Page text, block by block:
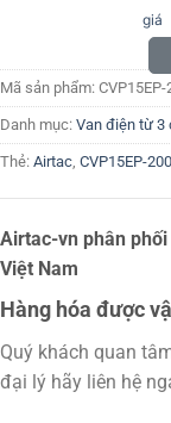
giá
Mã sản phẩm: CVP15EP-
Danh mục: Van điện từ 3
Thẻ: Airtac, CVP15EP-200
Airtac-vn phân
Việt Nam
Hàng hóa được
Quý khách quan
đại lý hãy liên hệ